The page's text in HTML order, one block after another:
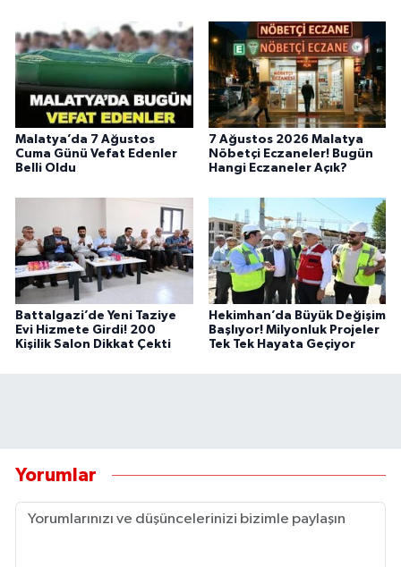
Malatya’da 7 Ağustos
Cuma Günü Vefat Edenler
Belli Oldu
7 Ağustos 2026 Malatya
Nöbetçi Eczaneler! Bugün
Hangi Eczaneler Açık?
Battalgazi’de Yeni Taziye
Evi Hizmete Girdi! 200
Kişilik Salon Dikkat Çekti
Hekimhan’da Büyük Değişim
Başlıyor! Milyonluk Projeler
Tek Tek Hayata Geçiyor
Yorumlar